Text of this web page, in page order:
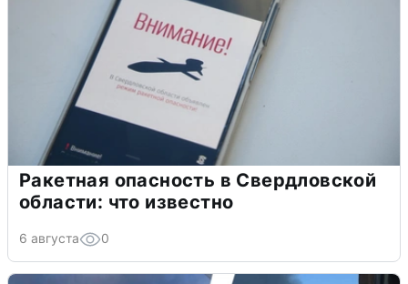
Ракетная опасность в Свердловской
области: что известно
6 августа 0